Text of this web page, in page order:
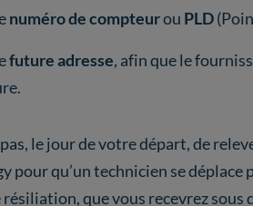
numéro de compteurou PLD
future adresse, afin que le
le jour de votre départ, de
pour qu’un technicien se
que vous recevrez